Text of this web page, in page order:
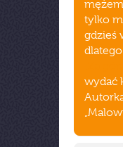
tylko
gdzieś
wydać